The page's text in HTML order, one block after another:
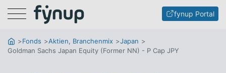
Menu fynup Portal
Fonds Aktien, Branchenmix
Japan
Goldman Sachs Japan Equity (Former NN) - P Cap JPY